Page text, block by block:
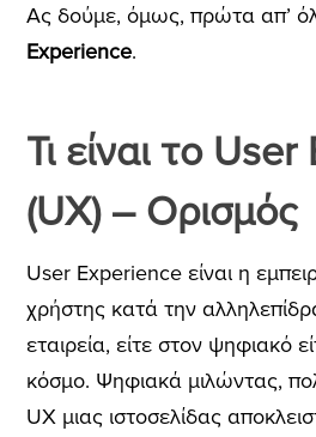
Ας δούμε, όμως, πρώτα απ’
Experience.
Τι είναι το
(UX) – Ορισμός
User Experience είναι η
χρήστης κατά την
εταιρεία, είτε στον ψηφιακό
κόσμο. Ψηφιακά μιλώντας,
UX μιας ιστοσελίδας